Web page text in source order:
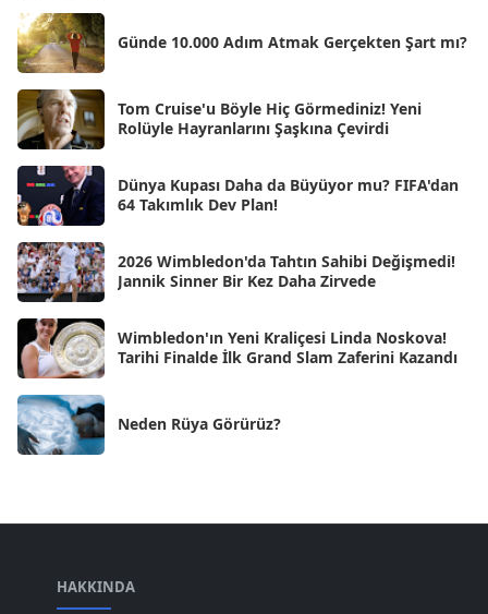
Şub 2025
Oca 2025
Ara 2024 [25]
Kas 2024
Eki 2024 [46]
Eyl 2024
Ağu 2024 [10]
Tem 2024
Haz 2024 [30]
Nis 2024 [59]
Ara 2023 [101]
Günde 10.000 Adım Atmak Gerçekten Şart mı?
Tom Cruise'u Böyle Hiç Görmediniz! Yeni
Rolüyle Hayranlarını Şaşkına Çevirdi
Dünya Kupası Daha da Büyüyor mu? FIFA'dan
64 Takımlık Dev Plan!
2026 Wimbledon'da Tahtın Sahibi Değişmedi!
Jannik Sinner Bir Kez Daha Zirvede
Wimbledon'ın Yeni Kraliçesi Linda Noskova!
Tarihi Finalde İlk Grand Slam Zaferini Kazandı
Neden Rüya Görürüz?
HAKKINDA